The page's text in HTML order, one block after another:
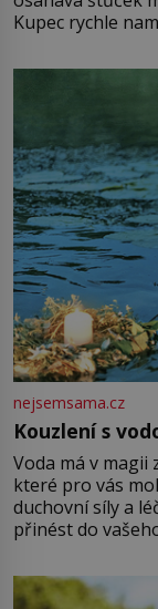
Kupec rychle
milostpaní. Stačí
množství
nejsemsama.cz
Kouzlení s
Voda má v magii
které pro vás
duchovní síly a
přinést do
můžete obohatit
větší harmonii a